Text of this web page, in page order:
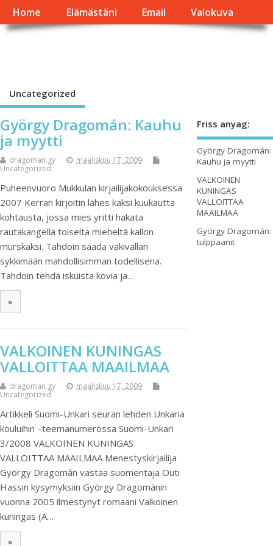
Home Elämästäni Email Valokuva
Uncategorized
György Dragomán: Kauhu
ja myytti
dragoman.gy
maaliskuu 17, 2009
Uncategorized
Puheenvuoro Mukkulan kirjailijakokouksessa
2007 Kerran kirjoitin lähes kaksi kuukautta
kohtausta, jossa mies yritti hakata
rautakangella toiselta mieheltä kallon
murskaksi. Tahdoin saada väkivallan
sykkimään mahdollisimman todellisena.
Tahdoin tehdä iskuista kovia ja…
»
VALKOINEN KUNINGAS
VALLOITTAA MAAILMAA
dragoman.gy
maaliskuu 17, 2009
Uncategorized
Artikkeli Suomi-Unkari seuran lehden Unkaria
kouluihin –teemanumerossa Suomi-Unkari
3/2008 VALKOINEN KUNINGAS
VALLOITTAA MAAILMAA Menestyskirjailija
György Dragomán vastaa suomentaja Outi
Hassin kysymyksiin György Dragománin
vuonna 2005 ilmestynyt romaani Valkoinen
kuningas (A…
»
Friss anyag:
György Dragomán:
Kauhu ja myytti
VALKOINEN
KUNINGAS
VALLOITTAA
MAAILMAA
György Dragomán:
tulppaanit